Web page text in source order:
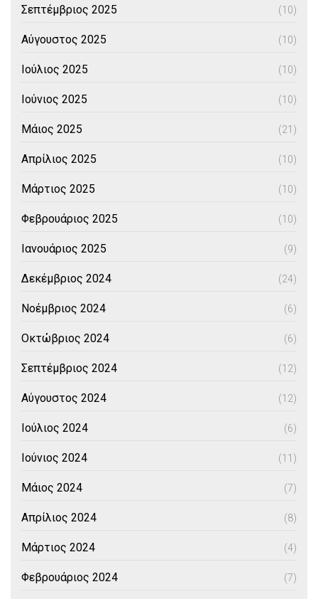
Σεπτέμβριος 2025 (10)
Αύγουστος 2025 (10)
Ιούλιος 2025 (10)
Ιούνιος 2025 (10)
Μάιος 2025 (21)
Απρίλιος 2025 (10)
Μάρτιος 2025 (10)
Φεβρουάριος 2025 (10)
Ιανουάριος 2025 (9)
Δεκέμβριος 2024 (24)
Νοέμβριος 2024 (6)
Οκτώβριος 2024 (6)
Σεπτέμβριος 2024 (12)
Αύγουστος 2024 (12)
Ιούλιος 2024 (6)
Ιούνιος 2024 (11)
Μάιος 2024 (7)
Απρίλιος 2024 (8)
Μάρτιος 2024 (4)
Φεβρουάριος 2024 (7)